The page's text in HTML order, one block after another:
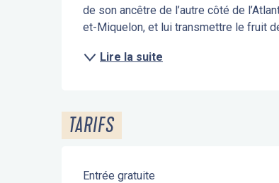
de son ancêtre de l’autre côté de
et-Miquelon, et lui transmettre le fruit
Lire la suite
TARIFS
Entrée gratuite